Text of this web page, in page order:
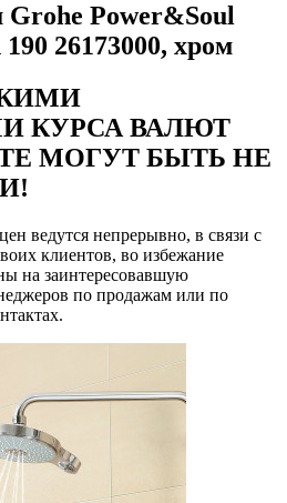
Power&Soul
26173000, хром
КУРСА ВАЛЮТ
МОГУТ БЫТЬ НЕ
ведутся непрерывно, в связи с
клиентов, во избежание
на заинтересовавшую
по продажам или по